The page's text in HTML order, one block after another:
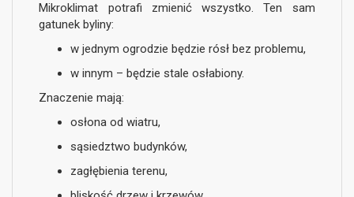
Mikroklimat potrafi zmienić wszystko. Ten sam
gatunek byliny:
w jednym ogrodzie będzie rósł bez problemu,
w innym – będzie stale osłabiony.
Znaczenie mają:
osłona od wiatru,
sąsiedztwo budynków,
zagłębienia terenu,